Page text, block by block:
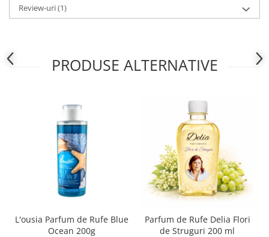
Review-uri(1)
PRODUSE ALTERNATIVE
L'ousia Parfum de Rufe Blue
Ocean 200g
Parfum de Rufe Delia Flori
de Struguri 200 ml